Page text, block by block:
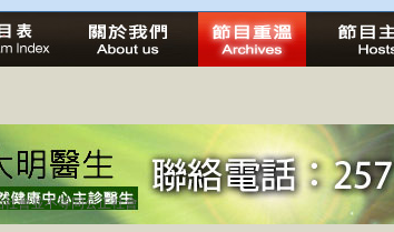
社會並不等同公正社會
教育合法化-推動多元化教育，全民學卷制